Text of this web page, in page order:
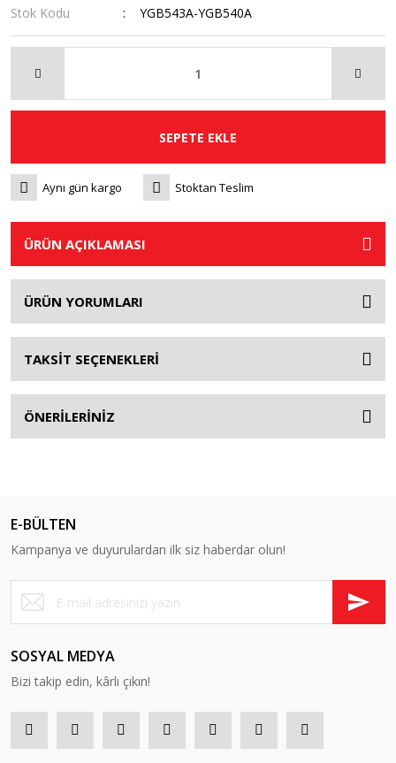
Stok Kodu
YGB543A-YGB540A
SEPETE EKLE
Aynı gün kargo Stoktan Teslim
ÜRÜN AÇIKLAMASI
ÜRÜN YORUMLARI
TAKSİT SEÇENEKLERİ
ÖNERİLERİNİZ
E-BÜLTEN
Kampanya ve duyurulardan ilk siz haberdar olun!
SOSYAL MEDYA
Bizi takip edin, kârlı çıkın!